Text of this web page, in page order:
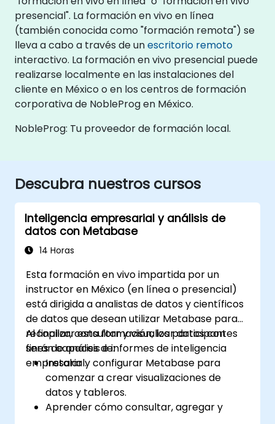
presencial". La formación en vivo en línea
(también conocida como "formación remota") se
lleva a cabo a través de unescritorio remoto
interactivo. La formación en vivo presencial puede
realizarse localmente en las instalaciones del
cliente en México o en los centros de formación
corporativa de NobleProg en México.
NobleProg: Tu proveedor de formación local.
Descubra nuestros cursos
Inteligencia empresarial y análisis de
datos con Metabase
14 Horas
Esta formación en vivo impartida por un
instructor en México (en línea o presencial)
está dirigida a analistas de datos y científicos
de datos que desean utilizar Metabase para
recopilar, consultar y visualizar datos con
fines de análisis e informes de inteligencia
empresarial.
Al finalizar esta formación, los participantes
serán capaces de:
Instalar y configurar Metabase para
comenzar a crear visualizaciones de
datos y tableros.
Aprender cómo consultar, agregar y